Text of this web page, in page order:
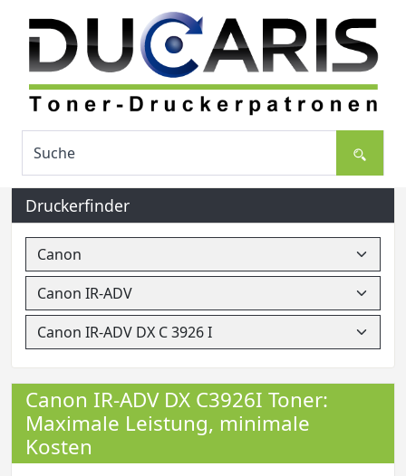
Druckerfinder
Canon IR-ADV DX C3926I Toner:
Maximale Leistung, minimale
Kosten